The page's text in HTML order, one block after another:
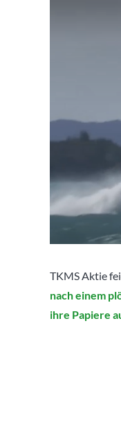
TKMS Aktie
nach einem
ihre Papiere